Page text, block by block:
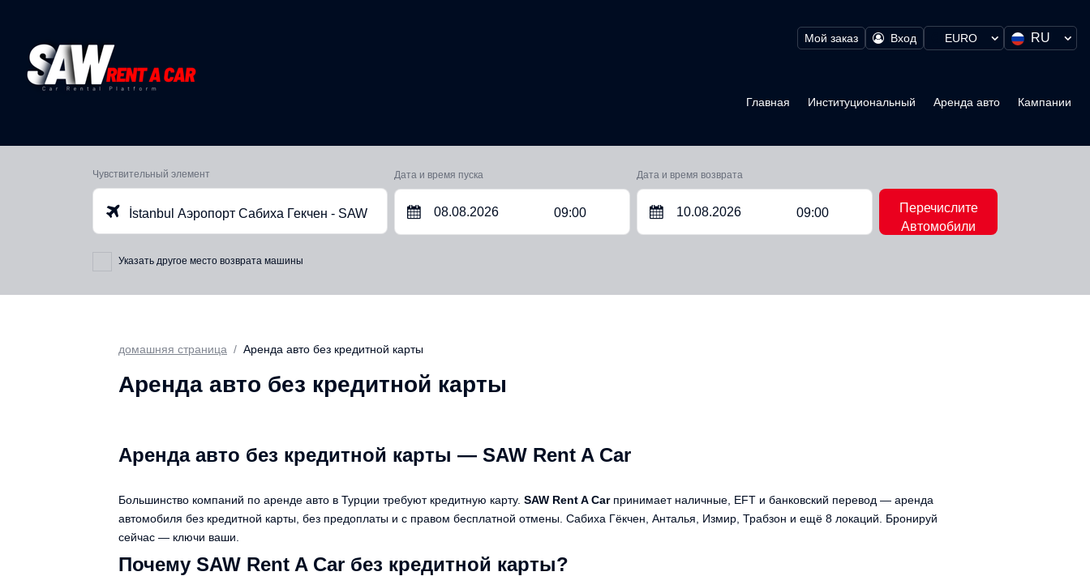
Мой заказ Вход RU
EURO
Главная Институциональный Аренда авто Кампании
Чувствительный элемент
İstanbul Аэропорт Сабиха Гекчен - SAW
Указать другое место возврата машины
Дата и время пуска
09:00
Дата и время возврата
09:00
Перечислите
Автомобили
домашняя страница Аренда авто без кредитной карты
Аренда авто без кредитной карты
Аренда авто без кредитной карты — SAW Rent A Car
Большинство компаний по аренде авто в Турции требуют кредитную карту. SAW Rent A Carпринимает наличные, EFT и банковский перевод — аренда
автомобиля без кредитной карты, без предоплаты и с правом бесплатной отмены. Сабиха Гёкчен, Анталья, Измир, Трабзон и ещё 8 локаций. Бронируй
сейчас — ключи ваши.
Почему SAW Rent A Car без кредитной карты?